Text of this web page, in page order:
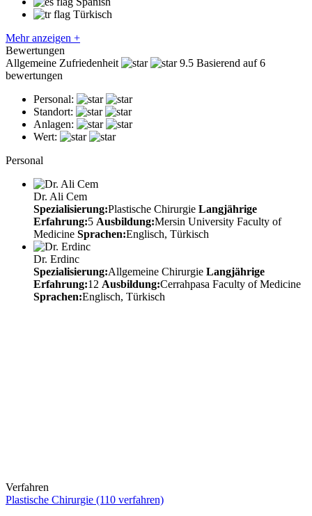
Türkisch
Mehr anzeigen +
Bewertungen
Allgemeine Zufriedenheit
9.5 Basierend auf 6
bewertungen
Personal:
Standort:
Anlagen:
Wert:
Personal
Dr. Ali Cem
Spezialisierung:Plastische Chirurgie Langjährige
Erfahrung:5 Ausbildung:Mersin University Faculty of
Medicine Sprachen:Englisch, Türkisch
Dr. Erdinc
Spezialisierung:Allgemeine Chirurgie Langjährige
Erfahrung:12 Ausbildung:Cerrahpasa Faculty of Medicine
Sprachen:Englisch, Türkisch
Verfahren
Plastische Chirurgie (110 verfahren)